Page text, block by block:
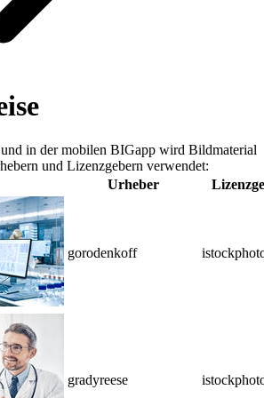
in der mobilen BIGapp wird Bildmaterial
und Lizenzgebern verwendet:
Urheber
gorodenkoff
gradyreese